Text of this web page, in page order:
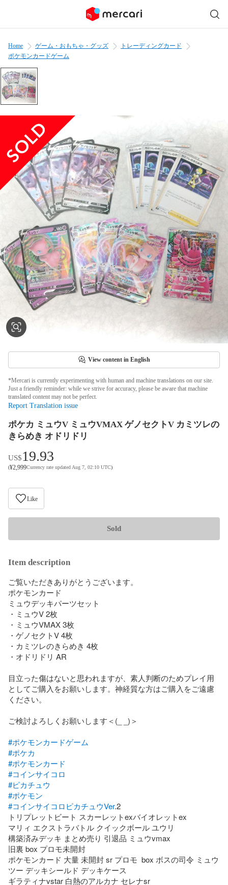
Home ゲーム・おもちゃ・グッズ
トレーディングカード
ポケモンカードゲーム
View content in English
*Mercari is currently experimenting with human and machine translations on our site.
Just a friendly reminder: while we strive for accuracy, please be aware that machine
translated content may not be perfect.
Report Translation issue
ポケカ ミュウV ミュウVMAX ゲノセクトV カミツレの
きらめき オドリドリ
US$19.93
(¥2,999Currency rate updated Aug 7, 02:10 UTC)
Like
Sold
Item description
ご覧いただきありがとうございます。
ポケモンカード
ミュウデッキパーツセット
・ミュウV 2枚
・ミュウVMAX 3枚
・ゲノセクトV 4枚
・カミツレのきらめき 4枚
・オドリドリ AR
目立った傷はないと思われますが、素人判断のためプレイ用
としてご購入をお願いします。神経質な方はご購入をご遠慮
ください。
ご検討よろしくお願いします＜(_ _)＞
#ポケモンカードゲーム
#ポケカ
#ポケモンカード
#コインサイコロ
#ピカチュウ
#ポケモン
#コインサイコロピカチュウVer.2
トリプレットビート スカーレットexバイオレットex
マリィ エクストラバトル クイックボール ユウリ
構築済みデッキ まとめ売り 引退品 ミュウvmax
旧裏 box プロモ未開封
ポケモンカード 大量 未開封 sr プロモ  box ボスの司令 ミュウ
ツー デッキシールド デッキケース